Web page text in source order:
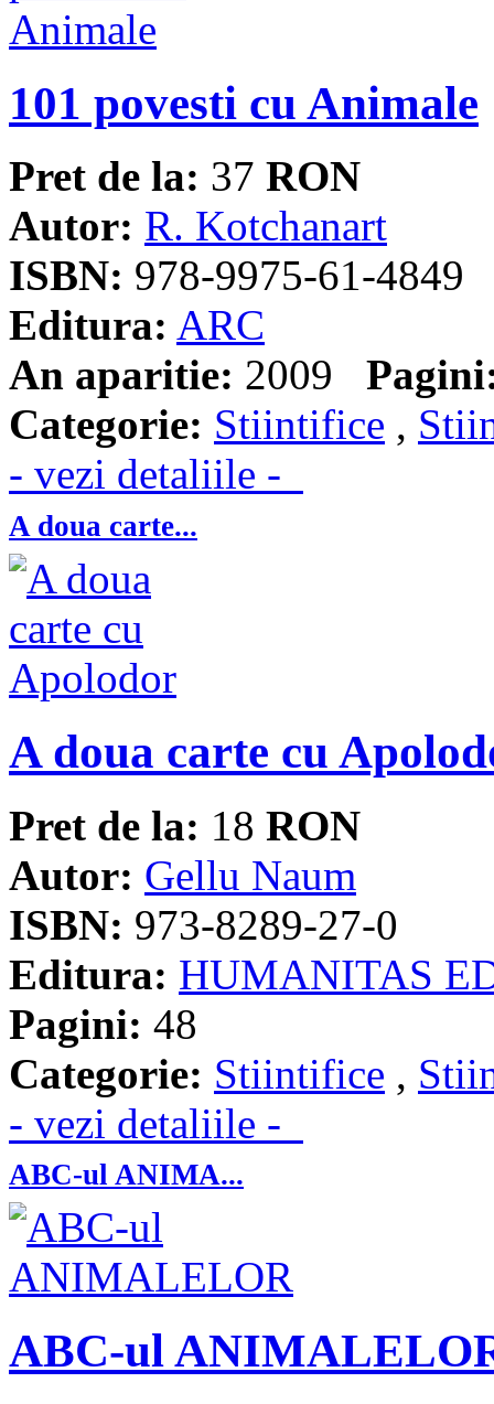
101 povesti cu Animale
Pret de la: 37 RON
Autor: R. Kotchanart
ISBN: 978-9975-61-4849
Editura: ARC
An aparitie: 2009
Categorie: Stiintifice ,
- vezi detaliile -
A doua carte...
A doua carte cu
Pret de la: 18 RON
Autor: Gellu Naum
ISBN: 973-8289-27-0
Editura: HUMANITAS
Pagini: 48
Categorie: Stiintifice ,
- vezi detaliile -
ABC-ul ANIMA...
ABC-ul